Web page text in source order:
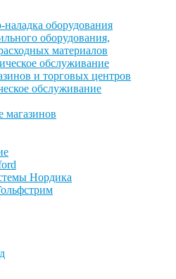
оборудования
оборудования,
материалов
обслуживание
и торговых центров
обслуживание
магазинов
Нордика